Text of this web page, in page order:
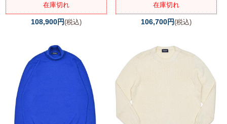
在庫切れ
108,900円(税込)
在庫切れ
106,700円(税込)